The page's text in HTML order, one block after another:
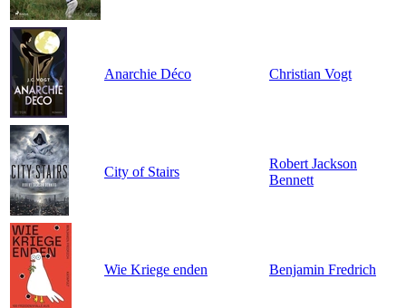
Anarchie Déco Christian Vogt
City of Stairs
Robert Jackson
Bennett
Wie Kriege enden Benjamin Fredrich